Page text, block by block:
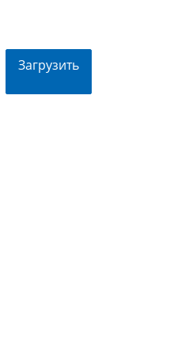
Загрузить